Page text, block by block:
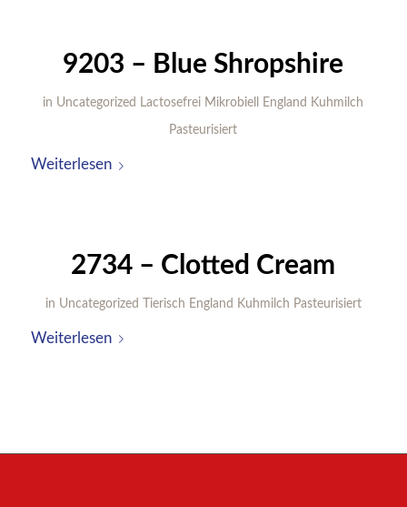
9203 – Blue Shropshire
in Uncategorized Lactosefrei Mikrobiell England Kuhmilch
Pasteurisiert
Weiterlesen
2734 – Clotted Cream
in Uncategorized Tierisch England Kuhmilch Pasteurisiert
Weiterlesen